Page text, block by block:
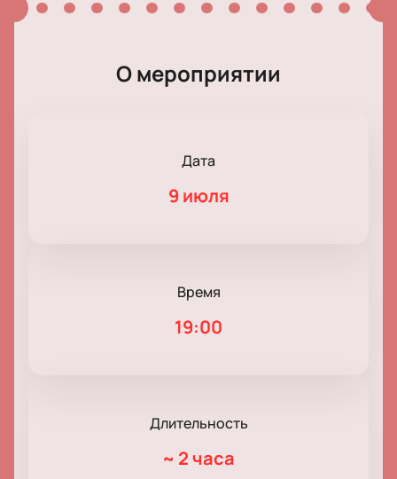
О мероприятии
Дата
9 июля
Время
19:00
Длительность
~ 2 часа